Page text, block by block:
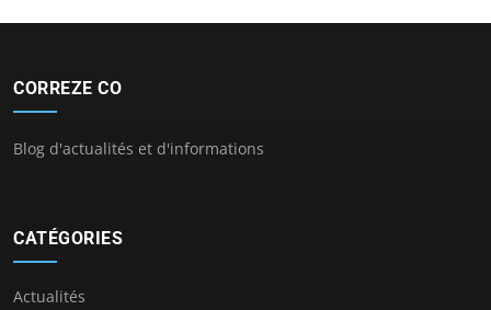
CORREZE CO
Blog d'actualités et d'informations
CATÉGORIES
Actualités